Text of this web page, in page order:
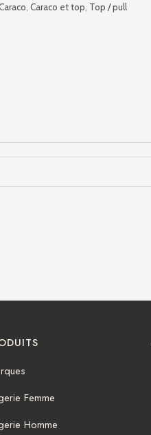
Caraco et top Top / pull
Femme
Homme